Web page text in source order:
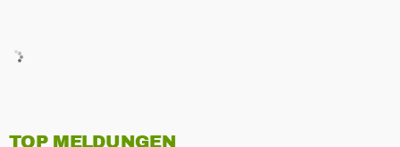
TOP MELDUNGEN